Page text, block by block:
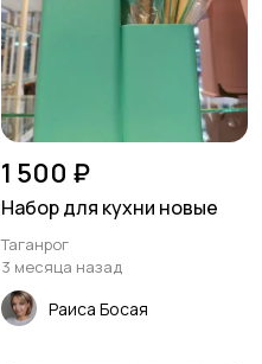
1 500 ₽
Набор для кухни новые
Таганрог
3 месяца назад
Раиса Босая